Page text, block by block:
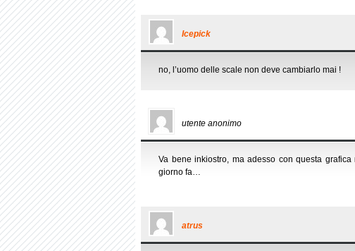
Icepick
no, l’uomo delle scale non deve cambiarlo mai !
utente anonimo
Va bene inkiostro, ma adesso con questa
giorno fa…
atrus